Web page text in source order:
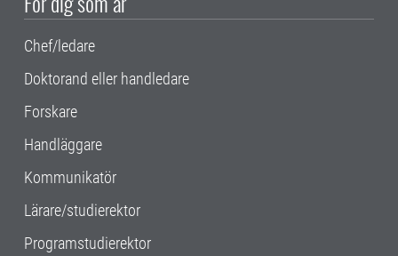
Chef/ledare
Doktorand eller handledare
Forskare
Handläggare
Kommunikatör
Lärare/studierektor
Programstudierektor